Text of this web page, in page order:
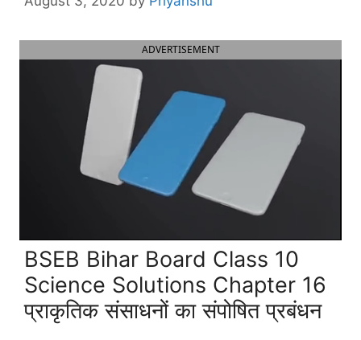
ADVERTISEMENT
BSEB Bihar Board Class 10
Science Solutions Chapter 16
प्राकृतिक संसाधनों का संपोषित प्रबंधन